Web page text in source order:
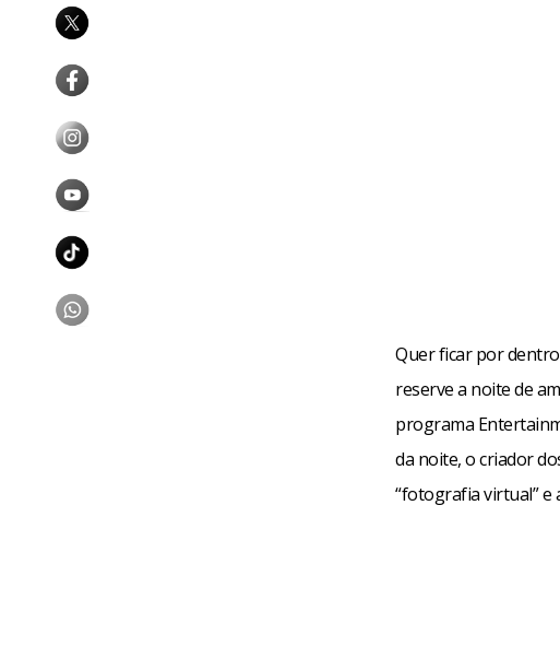
Quer ficar por
reserve a noite de
programa
da noite, o criador
“fotografia virtual” e